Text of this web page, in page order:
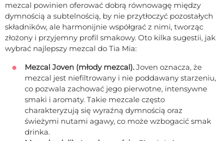
mezcal powinien oferować dobrą równowagę między
dymnością a subtelnością, by nie przytłoczyć pozostałych
składników, ale harmonijnie współgrać z nimi, tworząc
złożony i przyjemny profil smakowy. Oto kilka sugestii, jak
wybrać najlepszy mezcal do Tia Mia:
Mezcal Joven (młody mezcal). Joven oznacza, że
mezcal jest niefiltrowany i nie poddawany starzeniu,
co pozwala zachować jego pierwotne, intensywne
smaki i aromaty. Takie mezcale często
charakteryzują się wyraźną dymnością oraz
świeżymi nutami agawy, co może wzbogacić smak
drinka.